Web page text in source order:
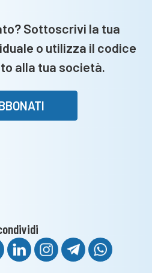
Sottoscrivi la tua
o utilizza il codice
alla tua società.